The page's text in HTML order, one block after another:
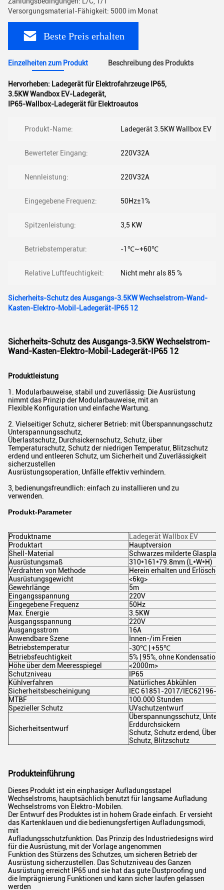
Versorgungsmaterial-Fähigkeit: 5000 im Monat
Beste Preis erhalten
Einzelheiten zum Produkt Beschreibung des Produkts
Hervorheben: Ladegerät für Elektrofahrzeuge IP65,
3.5KW Wandbox EV-Ladegerät,
IP65-Wallbox-Ladegerät für Elektroautos
Produkt-Name: Ladegerät 3.5KW Wallbox EV
Bewerteter Eingang: 220V32A
Nennleistung: 220V32A
Eingegebene Frequenz: 50Hz±1%
Spitzenleistung: 3,5 KW
Betriebstemperatur: -1℃~+60℃
Relative Luftfeuchtigkeit: Nicht mehr als 85 %
Sicherheits-Schutz des Ausgangs-3.5KW Wechselstrom-Wand-
Kasten-Elektro-Mobil-Ladegerät-IP65 12
Sicherheits-Schutz des Ausgangs-3.5KW Wechselstrom-
Wand-Kasten-Elektro-Mobil-Ladegerät-IP65 12
Produktleistung
1. Modularbauweise, stabil und zuverlässig: Die Ausrüstung
nimmt das Prinzip der Modularbauweise, mit an
Flexible Konfiguration und einfache Wartung.
2. Vielseitiger Schutz, sicherer Betrieb: mit Überspannungsschutz
Unterspannungsschutz,
Überlastschutz, Durchsickernschutz, Schutz, über
Temperaturschutz, Schutz der niedrigen Temperatur, Blitzschutz
erdend und entleeren Schutz, um Sicherheit und Zuverlässigkeit
sicherzustellen
Ausrüstungsoperation, Unfälle effektiv verhindern.
3, bedienungsfreundlich: einfach zu installieren und zu
verwenden.
Produkt-Parameter
Produktname
Ladegerät Wallbox EV
Produktart
Hauptversion
Shell-Material
Schwarzes milderte
Ausrüstungsmaß
310*161*79.8mm (L*W*H)
Verdrahten von Methode
Herein erhalten und
Ausrüstungsgewicht
<6kg>
Gewehrlänge
5m
Eingangsspannung
220V
Eingegebene Frequenz
50Hz
Max. Energie
3.5KW
Ausgangsspannung
220V
Ausgangsstrom
16A
Anwendbare Szene
Innen-/im Freien
Betriebstemperatur
-30℃ | +55℃
Betriebsfeuchtigkeit
5% | 95%, ohne Kondensation
Höhe über dem Meeresspiegel
<2000m>
Schutzniveau
IP65
Kühlverfahren
Natürliches Abkühlen
Sicherheitsbescheinigung
IEC 61851-2017/IEC62196-
MTBF
100.000 Stunden
Spezieller Schutz
UVschutzentwurf
Sicherheitsentwurf
Überspannungsschutz,
Erddurchsickern
Schutz, Schutz erdend,
Schutz, Blitzschutz
Produkteinführung
Dieses Produkt ist ein einphasiger Aufladungsstapel
Wechselstroms, hauptsächlich benutzt für langsame Aufladung
Wechselstroms von Elektro-Mobilen.
Der Entwurf des Produktes ist in hohem Grade einfach. Er versieht
das Kartenklauen und die bedienungsfertigen Aufladungsmodi,
mit
Aufladungsschutzfunktion. Das Prinzip des Industriedesigns wird
für die Ausrüstung, mit der Vorlage angenommen
Funktion des Stürzens des Schutzes, um sicheren Betrieb der
Ausrüstung sicherzustellen. Das Schutzniveau des Ganzen
Ausrüstung erreicht IP65 und sie hat das gute Dustproofing und
die Imprägnierung Funktionen und kann sicher laufen gelassen
werden